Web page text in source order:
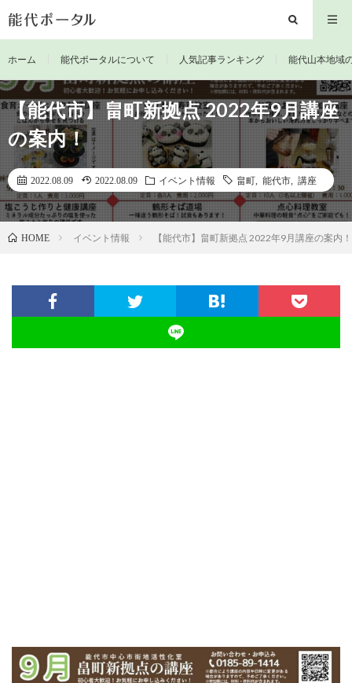
ホーム 能代ポータルについて 人気記事ランキング 能代山本地域
【能代市】畠町新拠点 2022年9月講座
の案内！
2022.08.09 2022.08.09 イベント情報 畠町 能代市 講座
HOME イベント情報 【能代市】畠町新拠点 2022年9月講座の案内！